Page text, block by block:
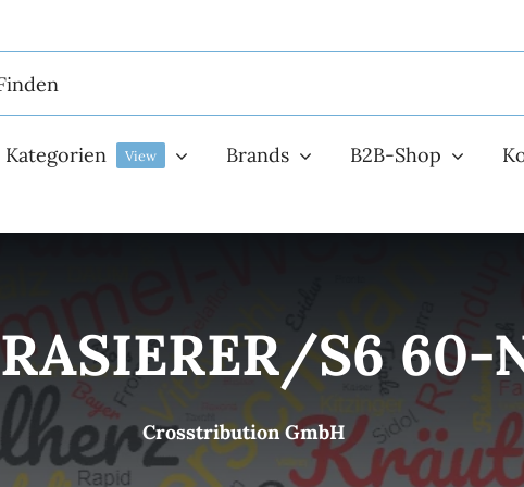
Kategorien View Brands B2B-Shop
S6 60-
Crosstribution GmbH